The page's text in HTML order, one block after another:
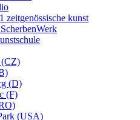
zeitgenössische kunst
(D)
(F)
(USA)